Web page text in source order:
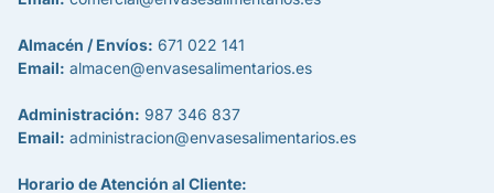
Almacén / Envíos: 671 022 141
Email: almacen@envasesalimentarios.es
Administración: 987 346 837
Email: administracion@envasesalimentarios.es
Horario de Atención al Cliente: